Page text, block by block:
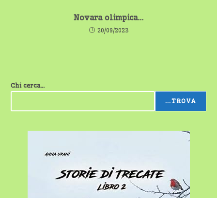
Novara olimpica…
20/09/2023
Chi cerca...
...TROVA